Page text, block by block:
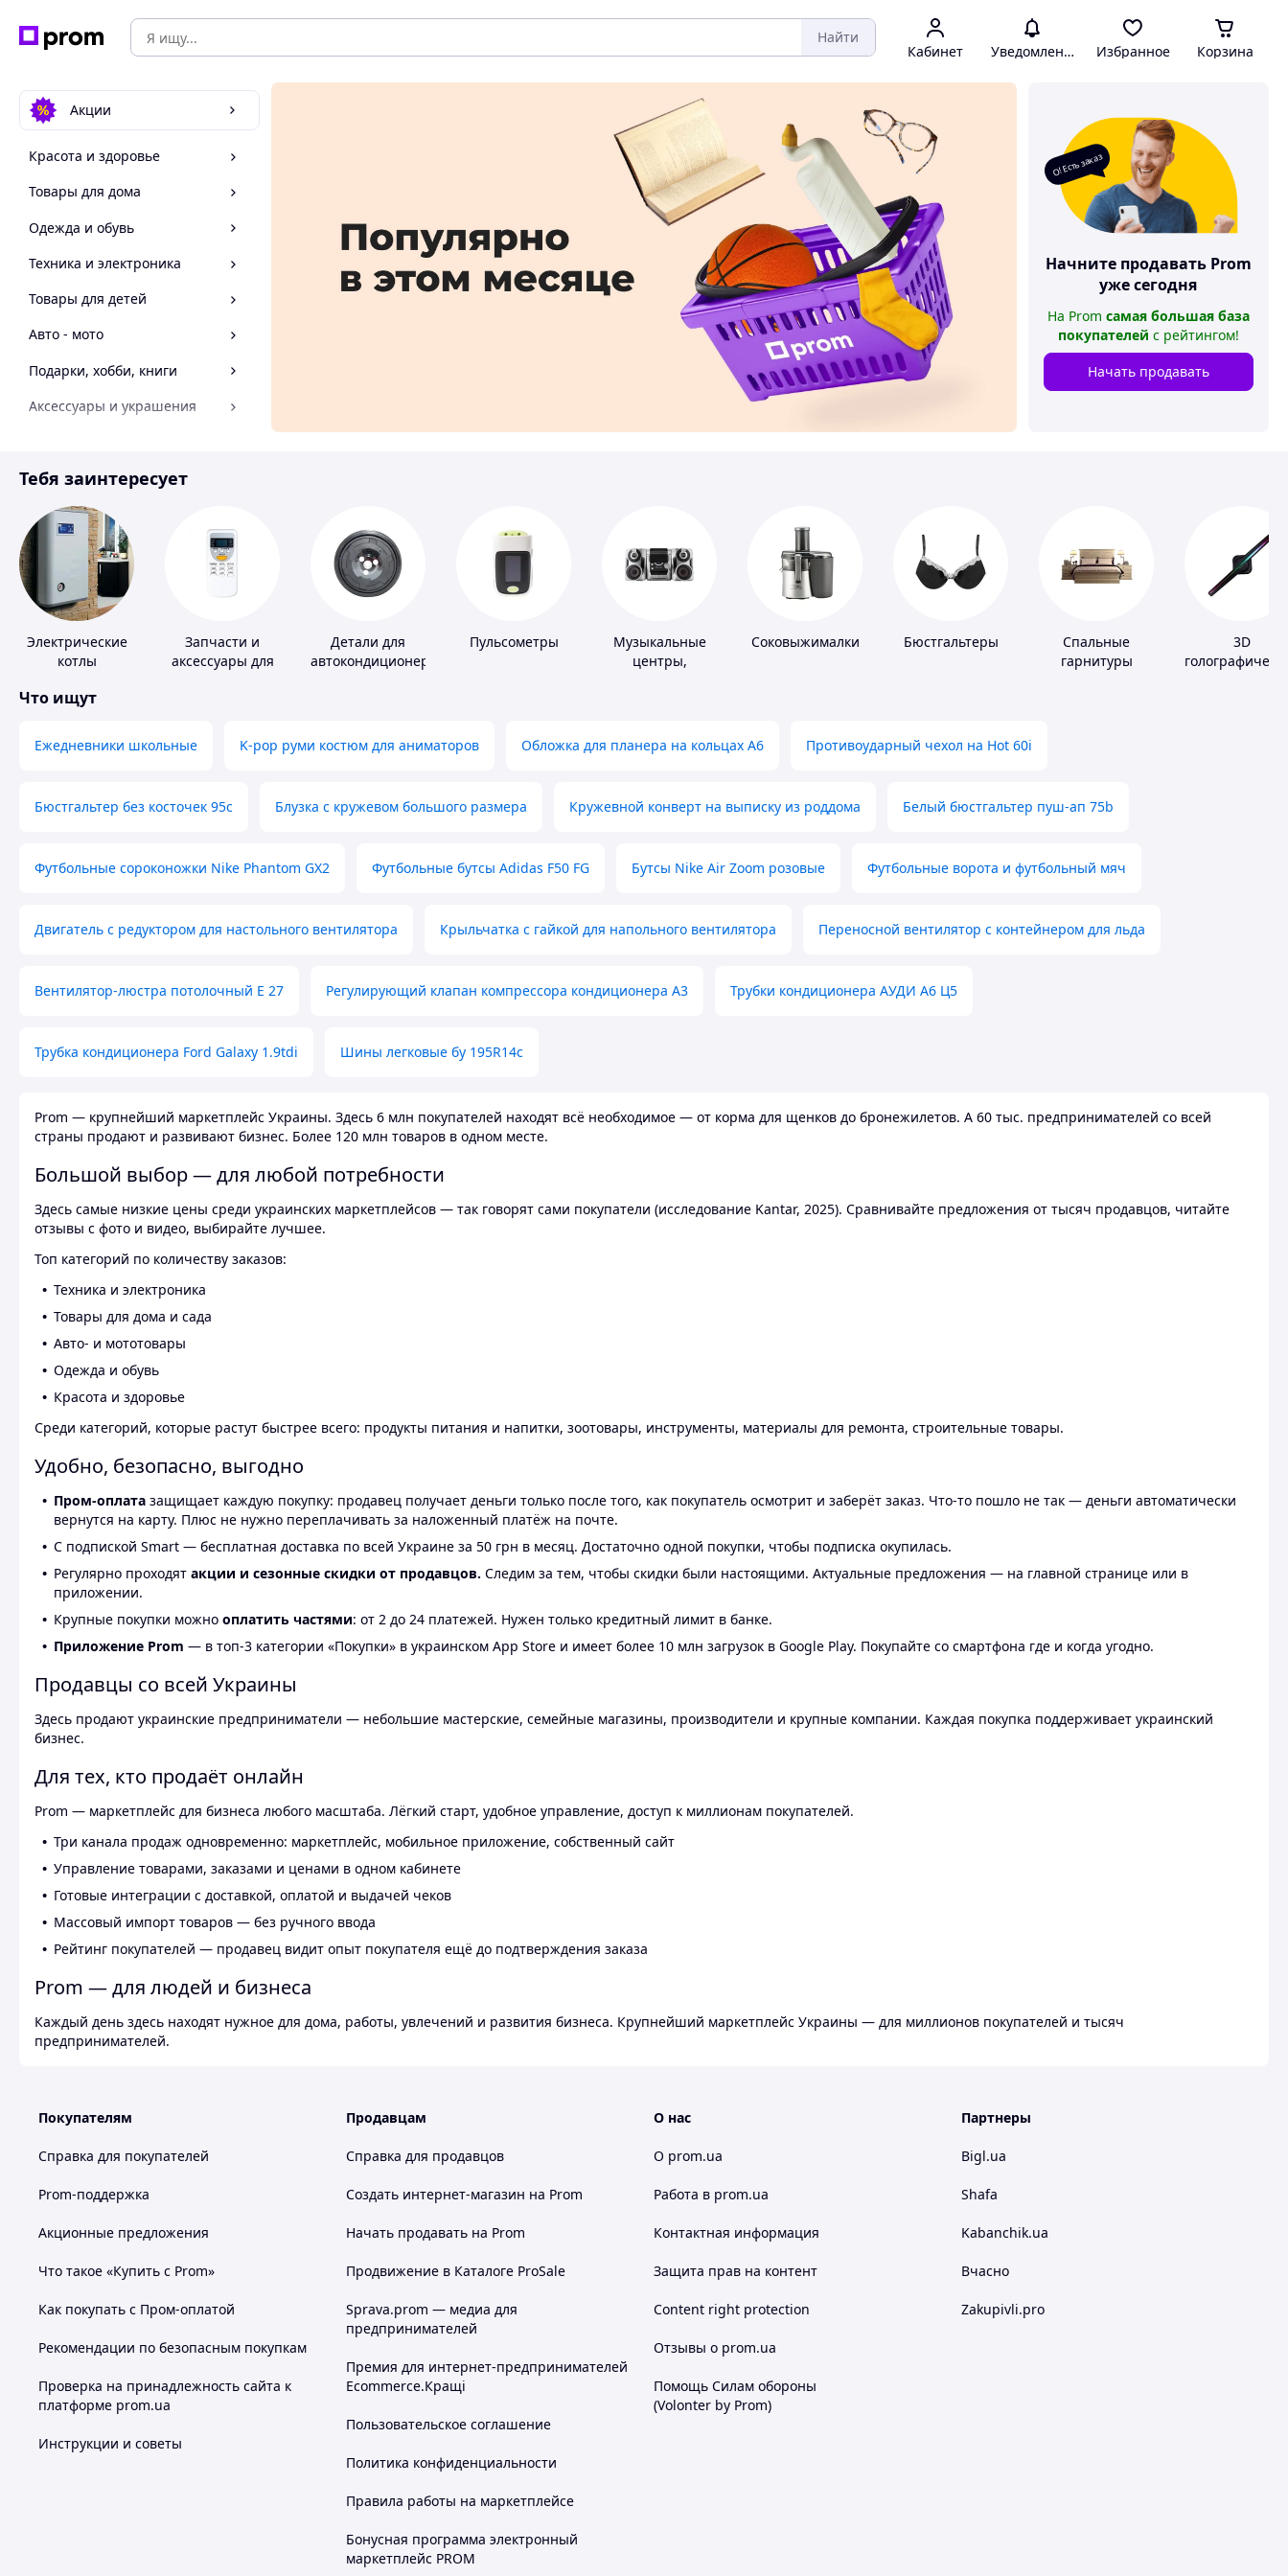
Найти
Кабинет Уведомления Избранное Корзина
Акции
Красота и здоровье
Товары для дома
Одежда и обувь
Техника и электроника
Товары для детей
Авто - мото
Подарки, хобби, книги
Аксессуары и украшения
Спорт и отдых
О! Есть заказ
Начните продавать Prom
уже сегодня
На Prom самая большая база
покупателей с рейтингом!
Начать продавать
Тебя заинтересует
Электрические
котлы
Запчасти и
аксессуары для
Детали для
автокондиционеров
Пульсометры
Музыкальные
центры,
Соковыжималки Бюстгальтеры
Спальные
гарнитуры
3D
Что ищут
Ежедневники школьные K-pop руми костюм для аниматоров Обложка для планера на кольцах А6 Противоударный чехол на Hot 60i
Бюстгальтер без косточек 95с Блузка с кружевом большого размера Кружевной конверт на выписку из роддома Белый бюстгальтер пуш-ап 75b
Футбольные сороконожки Nike Phantom GX2 Футбольные бутсы Adidas F50 FG Бутсы Nike Air Zoom розовые Футбольные ворота и футбольный мяч
Двигатель с редуктором для настольного вентилятора Крыльчатка с гайкой для напольного вентилятора Переносной вентилятор с контейнером для льда
Вентилятор-люстра потолочный E 27 Регулирующий клапан компрессора кондиционера А3 Трубки кондиционера АУДИ А6 Ц5
Трубка кондиционера Ford Galaxy 1.9tdi Шины легковые бу 195R14c
Prom — крупнейший маркетплейс Украины. Здесь 6 млн покупателей находят всё необходимое — от корма для щенков до бронежилетов. А 60 тыс. предпринимателей со всей
страны продают и развивают бизнес. Более 120 млн товаров в одном месте.
Большой выбор — для любой потребности
Здесь самые низкие цены среди украинских маркетплейсов — так говорят сами покупатели (исследование Kantar, 2025). Сравнивайте предложения от тысяч продавцов, читайте
отзывы с фото и видео, выбирайте лучшее.
Топ категорий по количеству заказов:
Техника и электроника
Товары для дома и сада
Авто- и мототовары
Одежда и обувь
Красота и здоровье
Среди категорий, которые растут быстрее всего: продукты питания и напитки, зоотовары, инструменты, материалы для ремонта, строительные товары.
Удобно, безопасно, выгодно
Пром-оплата защищает каждую покупку: продавец получает деньги только после того, как покупатель осмотрит и заберёт заказ. Что-то пошло не так — деньги автоматически
вернутся на карту. Плюс не нужно переплачивать за наложенный платёж на почте.
С подпиской Smart — бесплатная доставка по всей Украине за 50 грн в месяц. Достаточно одной покупки, чтобы подписка окупилась.
Регулярно проходят акции и сезонные скидки от продавцов. Следим за тем, чтобы скидки были настоящими. Актуальные предложения — на главной странице или в
приложении.
Крупные покупки можно оплатить частями: от 2 до 24 платежей. Нужен только кредитный лимит в банке.
Приложение Prom — в топ-3 категории «Покупки» в украинском App Store и имеет более 10 млн загрузок в Google Play. Покупайте со смартфона где и когда угодно.
Продавцы со всей Украины
Здесь продают украинские предприниматели — небольшие мастерские, семейные магазины, производители и крупные компании. Каждая покупка поддерживает украинский
бизнес.
Для тех, кто продаёт онлайн
Prom — маркетплейс для бизнеса любого масштаба. Лёгкий старт, удобное управление, доступ к миллионам покупателей.
Три канала продаж одновременно: маркетплейс, мобильное приложение, собственный сайт
Управление товарами, заказами и ценами в одном кабинете
Готовые интеграции с доставкой, оплатой и выдачей чеков
Массовый импорт товаров — без ручного ввода
Рейтинг покупателей — продавец видит опыт покупателя ещё до подтверждения заказа
Prom — для людей и бизнеса
Каждый день здесь находят нужное для дома, работы, увлечений и развития бизнеса. Крупнейший маркетплейс Украины — для миллионов покупателей и тысяч
предпринимателей.
Покупателям
Справка для покупателей
Prom-поддержка
Акционные предложения
Что такое «Купить с Prom»
Как покупать с Пром-оплатой
Рекомендации по безопасным покупкам
Проверка на принадлежность сайта к
платформе prom.ua
Инструкции и советы
Продавцам
Справка для продавцов
Создать интернет-магазин на Prom
Начать продавать на Prom
Продвижение в Каталоге ProSale
Sprava.prom — медиа для
предпринимателей
Премия для интернет-предпринимателей
Ecommerce.Кращі
Пользовательское соглашение
Политика конфиденциальности
Правила работы на маркетплейсе
Бонусная программа электронный
маркетплейс PROM
О нас
О prom.ua
Работа в prom.ua
Контактная информация
Защита прав на контент
Content right protection
Отзывы о prom.ua
Помощь Силам обороны
(Volonter by Prom)
Партнеры
Bigl.ua
Shafa
Kabanchik.ua
Вчасно
Zakupivli.pro